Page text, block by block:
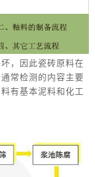
，因此瓷砖原料在
常检测的内容主要
有基本泥料和化工